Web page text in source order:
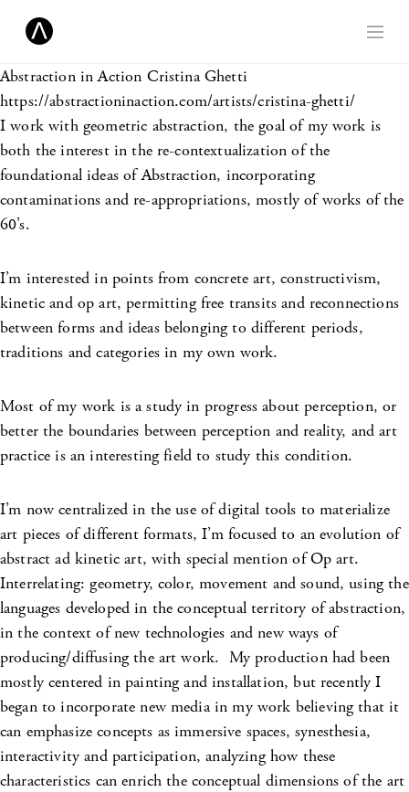
Abstraction in Action Cristina Ghetti
https://abstractioninaction.com/artists/cristina-ghetti/
I work with geometric abstraction, the goal of my work is
both the interest in the re-contextualization of the
foundational ideas of Abstraction, incorporating
contaminations and re-appropriations, mostly of works of the
60’s.
I’m interested in points from concrete art, constructivism,
kinetic and op art, permitting free transits and reconnections
between forms and ideas belonging to different periods,
traditions and categories in my own work.
Most of my work is a study in progress about perception, or
better the boundaries between perception and reality, and art
practice is an interesting field to study this condition.
I’m now centralized in the use of digital tools to materialize
art pieces of different formats, I’m focused to an evolution of
abstract ad kinetic art, with special mention of Op art.
Interrelating: geometry, color, movement and sound, using the
languages developed in the conceptual territory of abstraction,
in the context of new technologies and new ways of
producing/diffusing the art work. My production had been
mostly centered in painting and installation, but recently I
began to incorporate new media in my work believing that it
can emphasize concepts as immersive spaces, synesthesia,
interactivity and participation, analyzing how these
characteristics can enrich the conceptual dimensions of the art